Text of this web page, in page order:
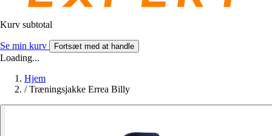
Kurv subtotal
Se min kurv Fortsæt med at handle
Loading...
Hjem
/ Træningsjakke Errea Billy